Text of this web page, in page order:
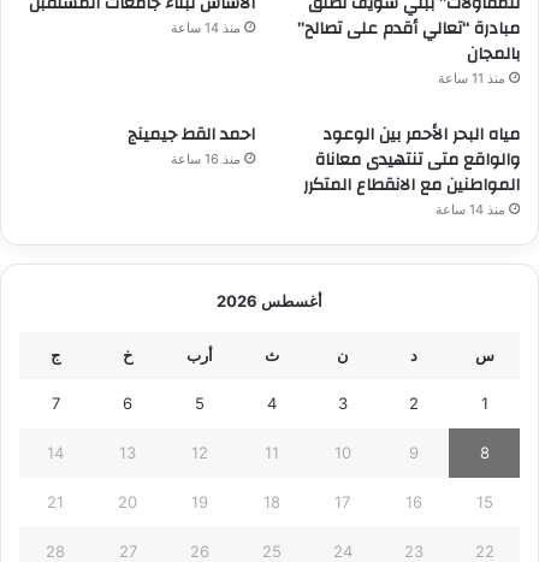
مبادرة “تعالي أقدم على تصالح”
بالمجان
منذ 11 ساعة
منذ 14 ساعة
مياه البحر الأحمر بين الوعود
والواقع متى تنتهيدى معاناة
المواطنين مع الانقطاع المتكرر
منذ 14 ساعة
احمد القط جيمينج
منذ 16 ساعة
أغسطس 2026
س د ن ث أرب خ ج
1
2
3
4
5
6
7
8
9
10
11
12
13
14
15
16
17
18
19
20
21
22
23
24
25
26
27
28